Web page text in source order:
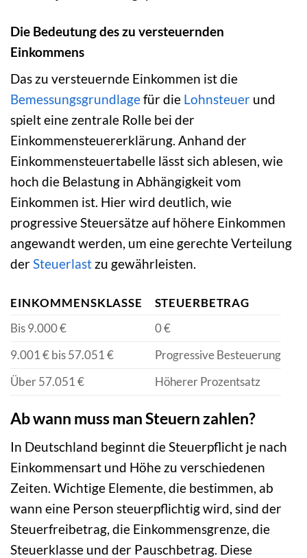
Die Bedeutung des zu versteuernden
Einkommens
Das zu versteuernde Einkommen ist die
Bemessungsgrundlagefür die Lohnsteuer und
spielt eine zentrale Rolle bei der
Einkommensteuererklärung. Anhand der
Einkommensteuertabelle lässt sich ablesen, wie
hoch die Belastung in Abhängigkeit vom
Einkommen ist. Hier wird deutlich, wie
progressive Steuersätze auf höhere Einkommen
angewandt werden, um eine gerechte Verteilung
derSteuerlast zu gewährleisten.
EINKOMMENSKLASSE
STEUERBETRAG
Bis 9.000 €
0 €
9.001 € bis 57.051 €
Progressive Besteuerung
Über 57.051 €
Höherer Prozentsatz
Ab wann muss man Steuern zahlen?
In Deutschland beginnt die Steuerpflicht je nach
Einkommensart und Höhe zu verschiedenen
Zeiten. Wichtige Elemente, die bestimmen, ab
wann eine Person steuerpflichtig wird, sind der
Steuerfreibetrag, die Einkommensgrenze, die
Steuerklasse und der Pauschbetrag. Diese